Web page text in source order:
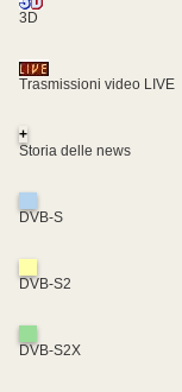
3D
Trasmissioni video LIVE
+
Storia delle news
DVB-S
DVB-S2
DVB-S2X